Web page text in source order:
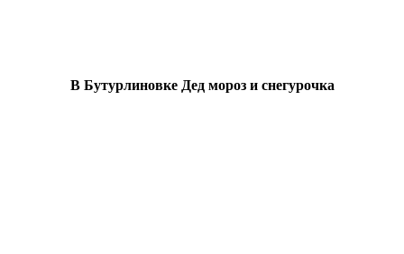
В Бутурлиновке Дед мороз и снегурочка